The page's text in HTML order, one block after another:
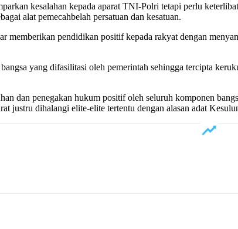
kesalahan kepada aparat TNI-Polri tetapi perlu
alat pemecahbelah persatuan dan kesatuan.
pendidikan positif kepada rakyat dengan
yang difasilitasi oleh pemerintah sehingga tercipta
dan penegakan hukum positif oleh seluruh komponen
justru dihalangi elite-elite tertentu dengan alasan adat